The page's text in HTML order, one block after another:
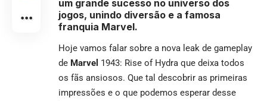
um grande sucesso no universo dos
jogos, unindo diversão e a famosa
franquia Marvel.
Hoje vamos falar sobre a nova leak de gameplay
de Marvel 1943: Rise of Hydra que deixa todos
os fãs ansiosos. Que tal descobrir as primeiras
impressões e o que podemos esperar desse